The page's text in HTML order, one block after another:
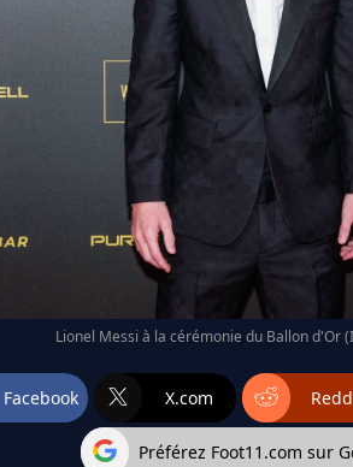
Lionel Messi à la cérémonie du Ballon d'Or
Facebook X.com
Préférez Foot11.com sur